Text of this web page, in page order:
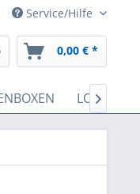
Service/Hilfe
0,00 € *
LOSBOXEN
